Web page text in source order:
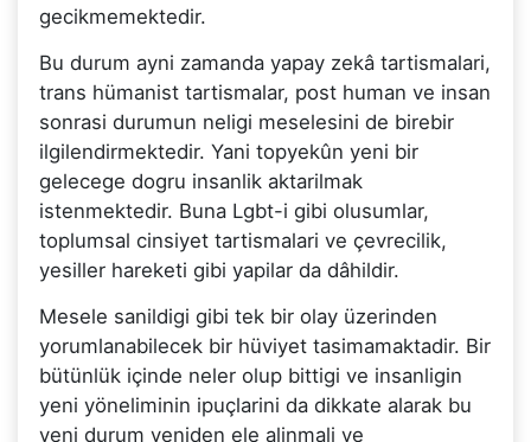
gecikmemektedir.
Bu durum ayni zamanda yapay zekâ tartismalari,
trans hümanist tartismalar, post human ve insan
sonrasi durumun neligi meselesini de birebir
ilgilendirmektedir. Yani topyekûn yeni bir
gelecege dogru insanlik aktarilmak
istenmektedir. Buna Lgbt-i gibi olusumlar,
toplumsal cinsiyet tartismalari ve çevrecilik,
yesiller hareketi gibi yapilar da dâhildir.
Mesele sanildigi gibi tek bir olay üzerinden
yorumlanabilecek bir hüviyet tasimamaktadir. Bir
bütünlük içinde neler olup bittigi ve insanligin
yeni yöneliminin ipuçlarini da dikkate alarak bu
yeni durum yeniden ele alinmali ve